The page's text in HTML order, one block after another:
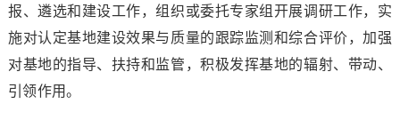
报、遴选和建设工作，组织或委托专家组开展调研工作，实
施对认定基地建设效果与质量的跟踪监测和综合评价，加强
对基地的指导、扶持和监管，积极发挥基地的辐射、带动、
引领作用。